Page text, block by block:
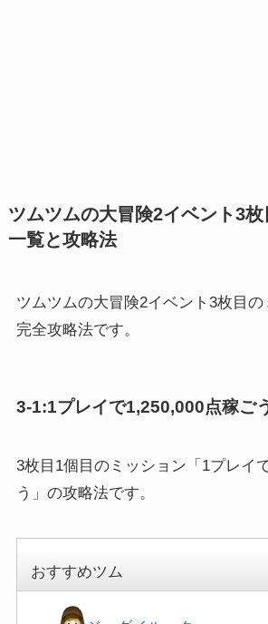
ツムツムの大冒険2イベント3
一覧と攻略法
ツムツムの大冒険2イベント3枚目の
完全攻略法です。
3-1:1プレイで1,250,000点稼ご
3枚目1個目のミッション「1プレイ
う」の攻略法です。
おすすめツム